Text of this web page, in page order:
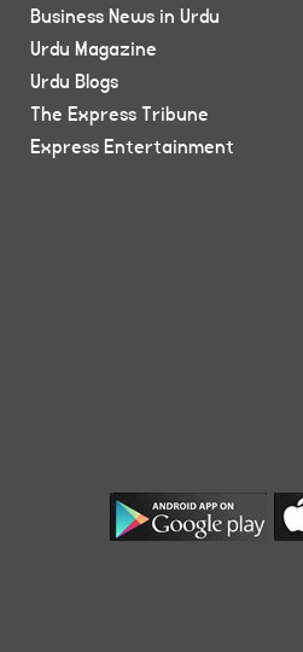
Business News in Urdu
Urdu Magazine
Urdu Blogs
The Express Tribune
Express Entertainment